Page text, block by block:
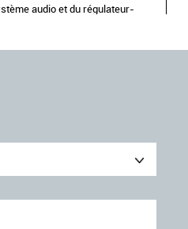
audio et du régulateur-
10" hd couleur + apple
+ planche de bord avec
+ ecran tactile 10" hd
avec affichage sur écran